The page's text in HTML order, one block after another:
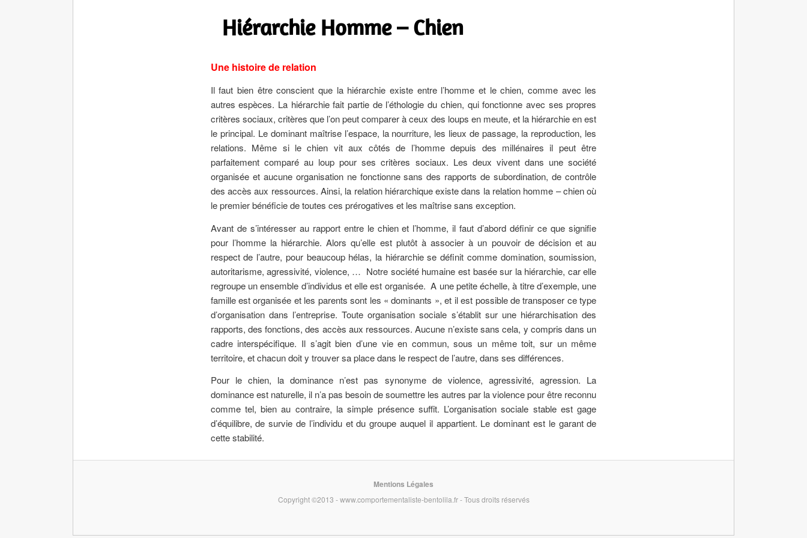
Hiérarchie Homme – Chien
Une histoire de relation
Il faut bien être conscient que la hiérarchie existe entre l’homme et le chien, comme avec les
autres espèces. La hiérarchie fait partie de l’éthologie du chien, qui fonctionne avec ses propres
critères sociaux, critères que l’on peut comparer à ceux des loups en meute, et la hiérarchie en est
le principal. Le dominant maîtrise l’espace, la nourriture, les lieux de passage, la reproduction, les
relations. Même si le chien vit aux côtés de l’homme depuis des millénaires il peut être
parfaitement comparé au loup pour ses critères sociaux. Les deux vivent dans une société
organisée et aucune organisation ne fonctionne sans des rapports de subordination, de contrôle
des accès aux ressources. Ainsi, la relation hiérarchique existe dans la relation homme – chien où
le premier bénéficie de toutes ces prérogatives et les maîtrise sans exception.
Avant de s’intéresser au rapport entre le chien et l’homme, il faut d’abord définir ce que signifie
pour l’homme la hiérarchie. Alors qu’elle est plutôt à associer à un pouvoir de décision et au
respect de l’autre, pour beaucoup hélas, la hiérarchie se définit comme domination, soumission,
autoritarisme, agressivité, violence, … Notre société humaine est basée sur la hiérarchie, car elle
regroupe un ensemble d’individus et elle est organisée. A une petite échelle, à titre d’exemple, une
famille est organisée et les parents sont les « dominants », et il est possible de transposer ce type
d’organisation dans l’entreprise. Toute organisation sociale s’établit sur une hiérarchisation des
rapports, des fonctions, des accès aux ressources. Aucune n’existe sans cela, y compris dans un
cadre interspécifique. Il s’agit bien d’une vie en commun, sous un même toit, sur un même
territoire, et chacun doit y trouver sa place dans le respect de l’autre, dans ses différences.
Pour le chien, la dominance n’est pas synonyme de violence, agressivité, agression. La
dominance est naturelle, il n’a pas besoin de soumettre les autres par la violence pour être reconnu
comme tel, bien au contraire, la simple présence suffit. L’organisation sociale stable est gage
d’équilibre, de survie de l’individu et du groupe auquel il appartient. Le dominant est le garant de
cette stabilité.
Mentions Légales
Copyright ©2013 - www.comportementaliste-bentolila.fr - Tous droits réservés